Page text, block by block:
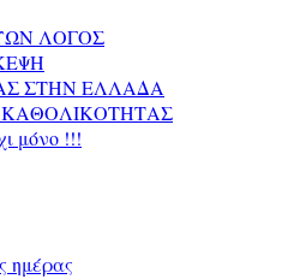
ΛΟΓΟΣ
ΣΤΗΝ ΕΛΛΑΔΑ
μόνο !!!
ημέρας